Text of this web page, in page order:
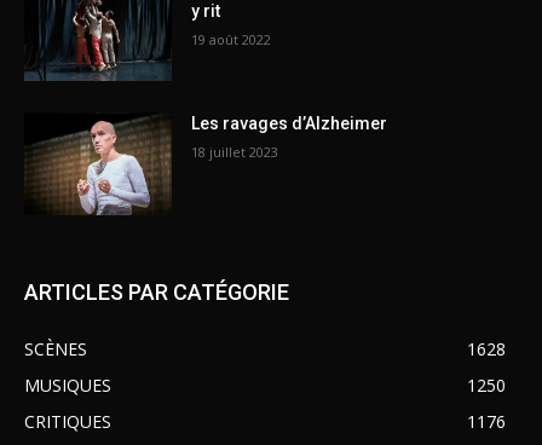
y rit
19 août 2022
Les ravages d’Alzheimer
18 juillet 2023
ARTICLES PAR CATÉGORIE
SCÈNES
1628
MUSIQUES
1250
CRITIQUES
1176